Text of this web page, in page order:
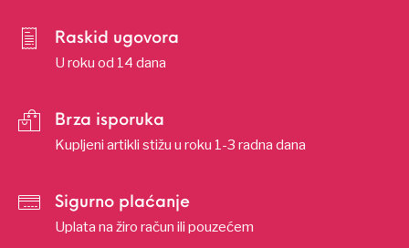
Raskid ugovora
U roku od 14 dana
Brza isporuka
Kupljeni artikli stižu u roku 1-3 radna dana
Sigurno plaćanje
Uplata na žiro račun ili pouzećem